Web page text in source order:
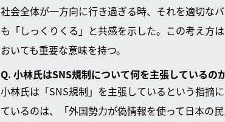
社会全体が一方向に行き過ぎる時、それを適切な
も「しっくりくる」と共感を示した。この考え方
おいても重要な意味を持つ。
Q. 小林氏はSNS規制について何を主張しているの
小林氏は「SNS規制」を主張しているという指摘
ているのは、「外国勢力が偽情報を使って日本の